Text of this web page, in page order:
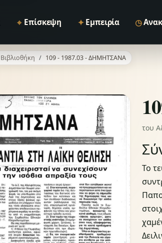
⌖ Επίσκεψη ✦ Εμπειρία ◷
Βιβλιοθήκη 109 - 1987.03 - ΔΗΜΗΤΣΑΝΑ
του
Το